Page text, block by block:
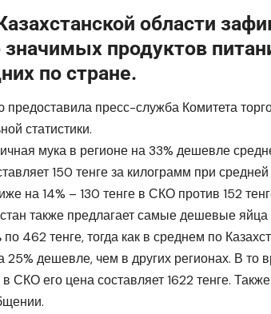
области
значимых продуктов
по стране.
пресс-служба Комитета
статистики.
мука в регионе на 33% дешевле
150 тенге за килограмм при
на 14% – 130 тенге в СКО против 152
также предлагает самые дешевые яйца
462 тенге, тогда как в среднем по
дешевле, чем в других регионах. В то
в СКО его цена составляет 1622 тенге.